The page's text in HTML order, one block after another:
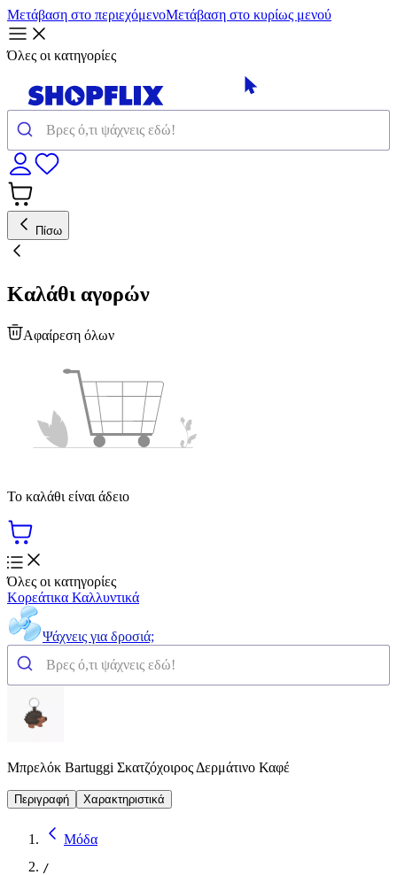
Μετάβαση στο περιεχόμενοΜετάβαση στο κυρίως μενού
Όλες οι κατηγορίες
Πίσω
Καλάθι αγορών
Αφαίρεση όλων
Το καλάθι είναι άδειο
Όλες οι κατηγορίες
Κορεάτικα Καλλυντικά
Ψάχνεις για δροσιά;
Μπρελόκ Bartuggi Σκατζόχοιρος Δερμάτινο Καφέ
Περιγραφή Χαρακτηριστικά
Μόδα
/